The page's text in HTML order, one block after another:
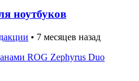
ноутбуков
• 7 месяцев назад